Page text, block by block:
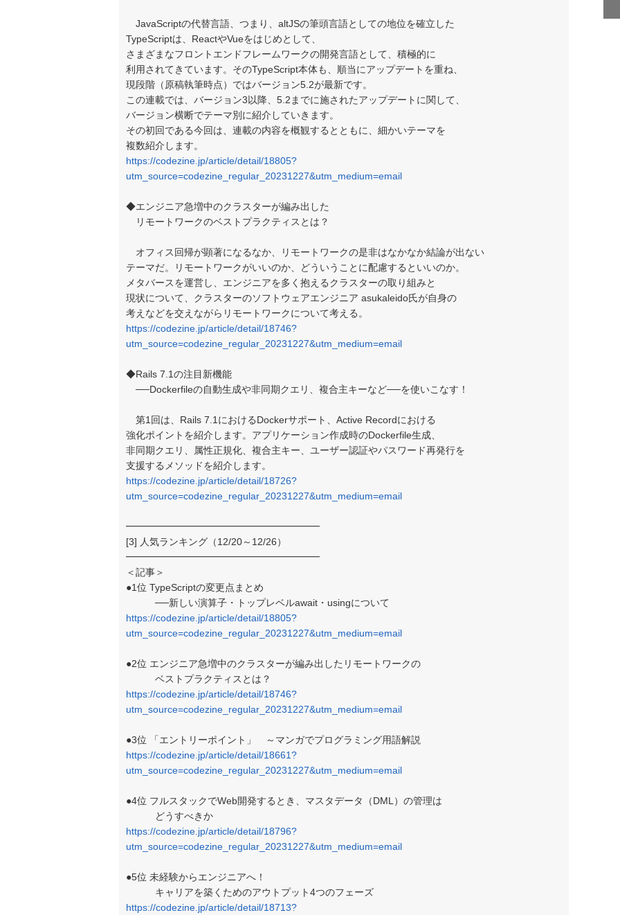
JavaScriptの代替言語、つまり、altJSの筆頭言語としての地位を確立した
TypeScriptは、ReactやVueをはじめとして、
さまざまなフロントエンドフレームワークの開発言語として、積極的に
利用されてきています。そのTypeScript本体も、順当にアップデートを重ね、
現段階（原稿執筆時点）ではバージョン5.2が最新です。
この連載では、バージョン3以降、5.2までに施されたアップデートに関して、
バージョン横断でテーマ別に紹介していきます。
その初回である今回は、連載の内容を概観するとともに、細かいテーマを
複数紹介します。
https://codezine.jp/article/detail/18805?
utm_source=codezine_regular_20231227&utm_medium=email
◆エンジニア急増中のクラスターが編み出した
リモートワークのベストプラクティスとは？
オフィス回帰が顕著になるなか、リモートワークの是非はなかなか結論が出ない
テーマだ。リモートワークがいいのか、どういうことに配慮するといいのか。
メタバースを運営し、エンジニアを多く抱えるクラスターの取り組みと
現状について、クラスターのソフトウェアエンジニア asukaleido氏が自身の
考えなどを交えながらリモートワークについて考える。
https://codezine.jp/article/detail/18746?
utm_source=codezine_regular_20231227&utm_medium=email
◆Rails 7.1の注目新機能
──Dockerfileの自動生成や非同期クエリ、複合主キーなど──を使いこなす！
第1回は、Rails 7.1におけるDockerサポート、Active Recordにおける
強化ポイントを紹介します。アプリケーション作成時のDockerfile生成、
非同期クエリ、属性正規化、複合主キー、ユーザー認証やパスワード再発行を
支援するメソッドを紹介します。
https://codezine.jp/article/detail/18726?
utm_source=codezine_regular_20231227&utm_medium=email
━━━━━━━━━━━━━━━━━━━━
[3] 人気ランキング（12/20～12/26）
━━━━━━━━━━━━━━━━━━━━
＜記事＞
●1位 TypeScriptの変更点まとめ
──新しい演算子・トップレベルawait・usingについて
https://codezine.jp/article/detail/18805?
utm_source=codezine_regular_20231227&utm_medium=email
●2位 エンジニア急増中のクラスターが編み出したリモートワークの
ベストプラクティスとは？
https://codezine.jp/article/detail/18746?
utm_source=codezine_regular_20231227&utm_medium=email
●3位 「エントリーポイント」 ～マンガでプログラミング用語解説
https://codezine.jp/article/detail/18661?
utm_source=codezine_regular_20231227&utm_medium=email
●4位 フルスタックでWeb開発するとき、マスタデータ（DML）の管理は
どうすべきか
https://codezine.jp/article/detail/18796?
utm_source=codezine_regular_20231227&utm_medium=email
●5位 未経験からエンジニアへ！
キャリアを築くためのアウトプット4つのフェーズ
https://codezine.jp/article/detail/18713?